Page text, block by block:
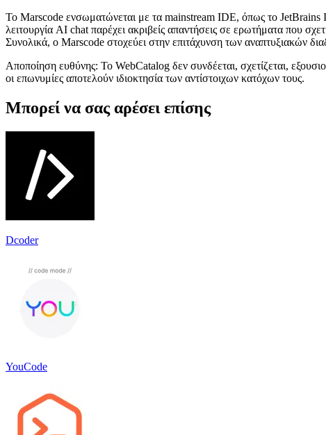
Το Marscode ενσωματώνεται με τα mainstream IDE, όπως το JetBrains
λειτουργία AI chat παρέχει ακριβείς απαντήσεις σε ερωτήματα που
Συνολικά, ο Marscode στοχεύει στην επιτάχυνση των αναπτυξιακών
Αποποίηση ευθύνης: Το WebCatalog δεν συνδέεται, σχετίζεται,
οι επωνυμίες αποτελούν ιδιοκτησία των αντίστοιχων κατόχων τους.
Μπορεί να σας αρέσει επίσης
Dcoder
YouCode